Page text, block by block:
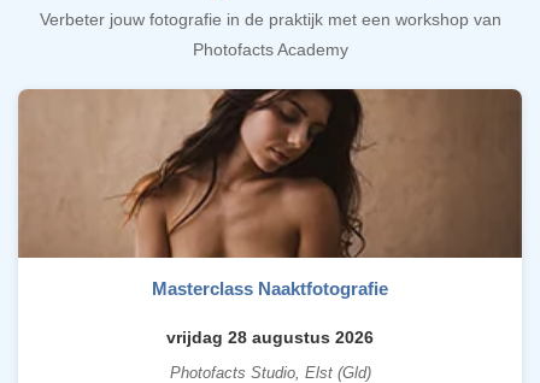
Verbeter jouw fotografie in de praktijk met een workshop van
Photofacts Academy
Masterclass Naaktfotografie
vrijdag 28 augustus 2026
Photofacts Studio, Elst (Gld)